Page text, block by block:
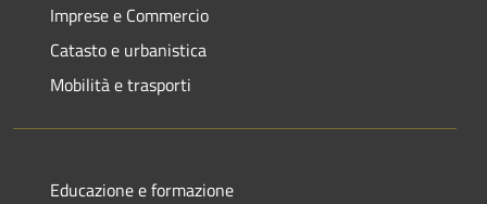
Imprese e Commercio
Catasto e urbanistica
Mobilità e trasporti
Educazione e formazione